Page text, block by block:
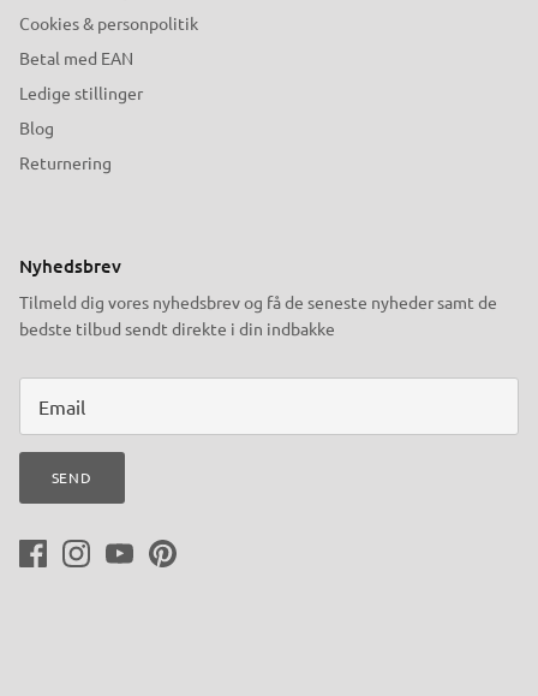
Cookies & personpolitik
Betal med EAN
Ledige stillinger
Blog
Returnering
Nyhedsbrev
Tilmeld dig vores nyhedsbrev og få de seneste nyheder samt de
bedste tilbud sendt direkte i din indbakke
SEND